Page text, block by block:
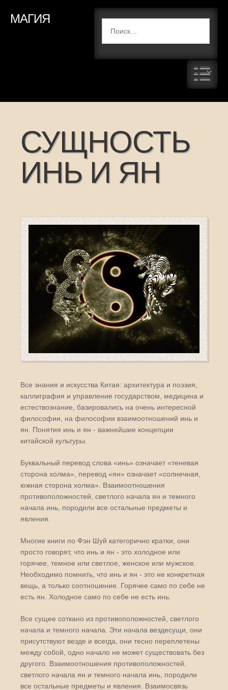
МАГИЯ
СУЩНОСТЬ
ИНЬ И ЯН
Все знания и искусства Китая: архитектура и поэзия,
каллиграфия и управление государством, медицина и
естествознание, базировались на очень интересной
философии, на философии взаимоотношений инь и
ян. Понятия инь и ян - важнейшие концепции
китайской культуры.
Буквальный перевод слова «инь» означает «теневая
сторона холма», перевод «ян» означает «солнечная,
южная сторона холма». Взаимоотношения
противоположностей, светлого начала ян и темного
начала инь, породили все остальные предметы и
явления.
Многие книги по Фэн Шуй категорично кратки, они
просто говорят, что инь и ян - это холодное или
горячее, темное или светлое, женское или мужское.
Необходимо помнить, что инь и ян - это не конкретная
вещь, а только соотношение. Горячее само по себе не
есть ян. Холодное само по себе не есть инь.
Все сущее соткано из противоположностей, светлого
начала и темного начала. Эти начала вездесущи, они
присутствуют везде и всегда, они тесно переплетены
между собой, одно начало не может существовать без
другого. Взаимоотношения противоположностей,
светлого начала ян и темного начала инь, породили
все остальные предметы и явления. Взаимосвязь